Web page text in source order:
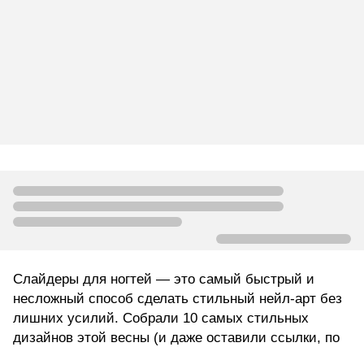
Слайдеры для ногтей — это самый быстрый и
несложный способ сделать стильный нейл-арт без
лишних усилий. Собрали 10 самых стильных
дизайнов этой весны (и даже оставили ссылки, по